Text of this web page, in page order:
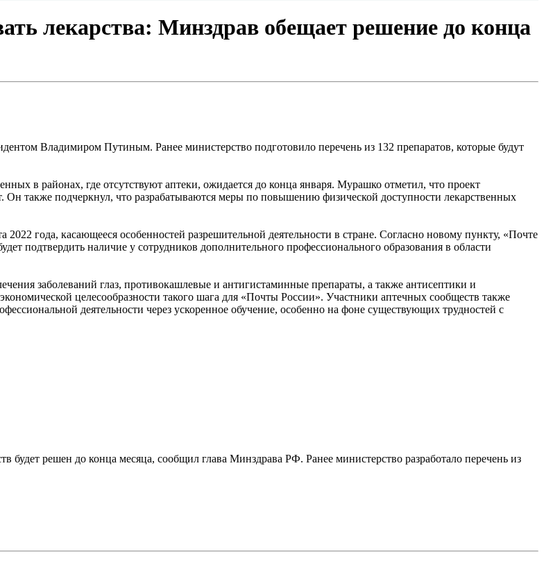
лекарства: Минздрав обещает решение до конца
Владимиром Путиным. Ранее министерство подготовило перечень из 132 препаратов, которые будут
в районах, где отсутствуют аптеки, ожидается до конца января. Мурашко отметил, что проект
Он также подчеркнул, что разрабатываются меры по повышению физической доступности лекарственных
года, касающееся особенностей разрешительной деятельности в стране. Согласно новому пункту, «Почте
подтвердить наличие у сотрудников дополнительного профессионального образования в области
заболеваний глаз, противокашлевые и антигистаминные препараты, а также антисептики и
целесообразности такого шага для «Почты России». Участники аптечных сообществ также
деятельности через ускоренное обучение, особенно на фоне существующих трудностей с
будет решен до конца месяца, сообщил глава Минздрава РФ. Ранее министерство разработало перечень из